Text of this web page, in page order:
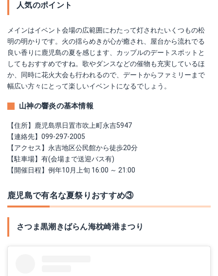
人気のポイント
メインはイベント会場の広範囲にわたって灯されたいくつもの松
明の明かりです。火の揺らめきが心が癒され、屋台から流れでる
良い香りに鹿児島の夏を感じます、カップルのデートスポットと
してもおすすめですね。歌やダンスなどの催物も充実しているほ
か、同時に花火大会も行われるので、デートからファミリーまで
幅広い方々にとって楽しいイベントになるでしょう。
山神の響炎の基本情報
【住所】鹿児島県日置市吹上町永吉5947
【連絡先】099-297-2005
【アクセス】永吉地区公民館から徒歩20分
【駐車場】有(会場まで送迎バス有)
【開催日程】例年10月上旬 16:00 ～ 21:00
鹿児島で有名な夏祭りおすすめ③
さつま黒潮きばらん海枕崎港まつり